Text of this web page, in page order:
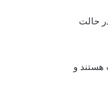
حالت
هستند و